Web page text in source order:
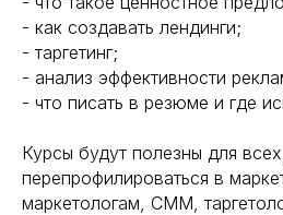
- как создавать лендинги;
- таргетинг;
- анализ эффективности
- что писать в резюме и где
Курсы будут полезны для
перепрофилироваться в
маркетологам, СММ,